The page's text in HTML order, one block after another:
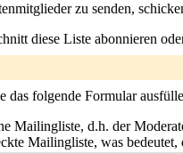
zu senden,
diese Liste abonnieren
das folgende Formular
Mailingliste, d.h. der
Mailingliste, was